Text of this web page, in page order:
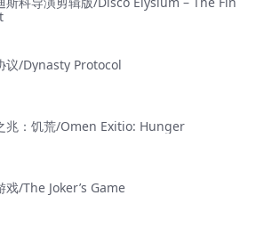
议/Dynasty Protocol
兆：饥荒/Omen Exitio: Hunger
戏/The Joker’s Game